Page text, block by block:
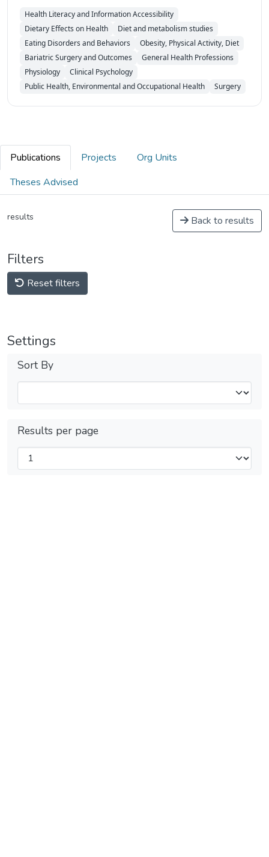
Health Literacy and Information Accessibility
Dietary Effects on Health
Diet and metabolism studies
Eating Disorders and Behaviors
Obesity, Physical Activity, Diet
Bariatric Surgery and Outcomes
General Health Professions
Physiology
Clinical Psychology
Public Health, Environmental and Occupational Health
Surgery
Publications Projects
Org Units
Theses Advised
results Back to results
Filters
Reset filters
Settings
Sort By
Results per page